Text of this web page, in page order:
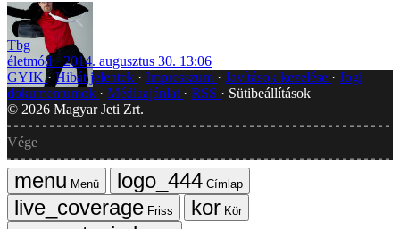
Tbg
életmód
2014. augusztus 30. 13:06
GYIK Hibát jelentek Impresszum Javítások kezelése
Jogi
dokumentumok
Médiaajánlat RSS
Sütibeállítások
© 2026 Magyar Jeti Zrt.
Vége
Menü
Címlap
Friss
Kör